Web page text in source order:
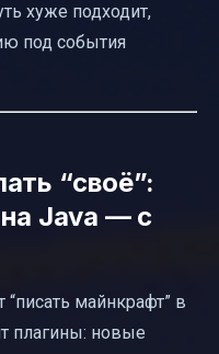
хуже подходит,
под события
“своё”:
Java — с
майнкрафт” в
плагины: новые